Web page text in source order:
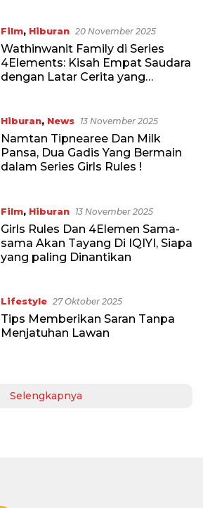
Film, Hiburan 20 November 2025
Wathinwanit Family di Series
4Elements: Kisah Empat Saudara
dengan Latar Cerita yang
Hiburan, News 13 November 2025
Namtan Tipnearee Dan Milk
Pansa, Dua Gadis Yang Bermain
dalam Series Girls Rules !
Film, Hiburan 13 November 2025
Girls Rules Dan 4Elemen Sama-
sama Akan Tayang Di IQIYI, Siapa
yang paling Dinantikan
Lifestyle 27 Oktober 2025
Tips Memberikan Saran Tanpa
Menjatuhan Lawan
Selengkapnya